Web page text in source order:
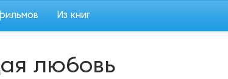
Из книг
любовь